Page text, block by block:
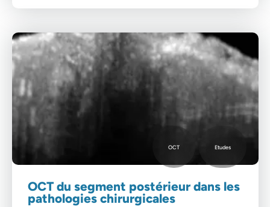
Etudes
OCT
OCT du segment postérieur dans les
pathologies chirurgicales